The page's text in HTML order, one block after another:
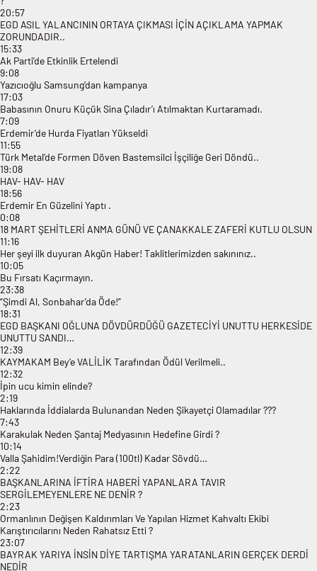
20:57
EGD ASIL YALANCININ ORTAYA ÇIKMASI İÇİN AÇIKLAMA YAPMAK
ZORUNDADIR..
15:33
Ak Parti’de Etkinlik Ertelendi
9:08
Yazıcıoğlu Samsung’dan kampanya
17:03
Babasının Onuru Küçük Sina Çıladır’ı Atılmaktan Kurtaramadı.
7:09
Erdemir’de Hurda Fiyatları Yükseldi
11:55
Türk Metal’de Formen Döven Bastemsilci İşçiliğe Geri Döndü..
19:08
HAV- HAV- HAV
18:56
Erdemir En Güzelini Yaptı .
0:08
18 MART ŞEHİTLERİ ANMA GÜNÜ VE ÇANAKKALE ZAFERİ KUTLU OLSUN
11:16
Her şeyi ilk duyuran Akgün Haber! Taklitlerimizden sakınınız..
10:05
Bu Fırsatı Kaçırmayın.
23:38
“Şimdi Al, Sonbahar’da Öde!”
18:31
EGD BAŞKANI OĞLUNA DÖVDÜRDÜĞÜ GAZETECİYİ UNUTTU HERKESİDE
UNUTTU SANDI…
12:39
KAYMAKAM Bey’e VALİLİK Tarafından Ödül Verilmeli..
12:32
İpin ucu kimin elinde?
2:19
Haklarında İddialarda Bulunandan Neden Şikayetçi Olamadılar ???
7:43
Karakulak Neden Şantaj Medyasının Hedefine Girdi ?
10:14
Valla Şahidim!Verdiğin Para (100tl) Kadar Sövdü…
2:22
BAŞKANLARINA İFTİRA HABERİ YAPANLARA TAVIR
SERGİLEMEYENLERE NE DENİR ?
2:23
Ormanlının Değişen Kaldırımları Ve Yapılan Hizmet Kahvaltı Ekibi
Karıştırıcılarını Neden Rahatsız Etti ?
23:07
BAYRAK YARIYA İNSİN DİYE TARTIŞMA YARATANLARIN GERÇEK DERDİ
NEDİR